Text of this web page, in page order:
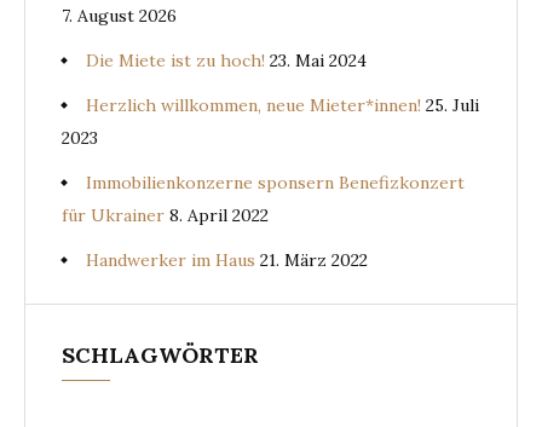
7. August 2026
Die Miete ist zu hoch! 23. Mai 2024
Herzlich willkommen, neue Mieter*innen! 25. Juli
2023
Immobilienkonzerne sponsern Benefizkonzert
für Ukrainer 8. April 2022
Handwerker im Haus 21. März 2022
SCHLAGWÖRTER